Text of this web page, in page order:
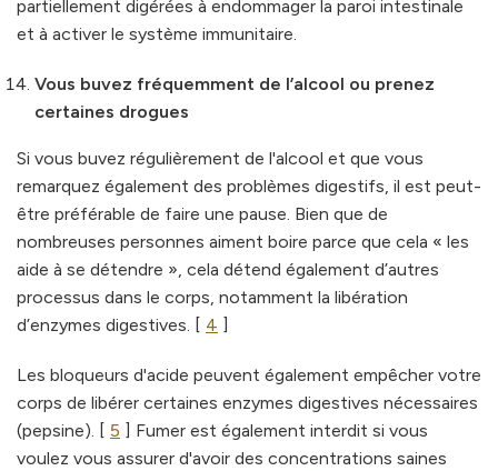
partiellement digérées à endommager la paroi intestinale
et à activer le système immunitaire.
Vous buvez fréquemment de l’alcool ou prenez
certaines drogues
Si vous buvez régulièrement de l'alcool et que vous
remarquez également des problèmes digestifs, il est peut-
être préférable de faire une pause. Bien que de
nombreuses personnes aiment boire parce que cela « les
aide à se détendre », cela détend également d’autres
processus dans le corps, notamment la libération
d’enzymes digestives. [ 4 ]
Les bloqueurs d'acide peuvent également empêcher votre
corps de libérer certaines enzymes digestives nécessaires
(pepsine). [ 5 ] Fumer est également interdit si vous
voulez vous assurer d'avoir des concentrations saines